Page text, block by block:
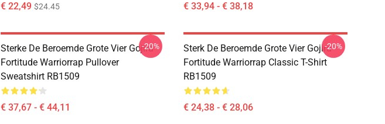
€ 22,49 $24.45 € 33,94 - € 38,18
Sterke De Beroemde Grote Vier Gojira
Fortitude Warriorrap Pullover
Sweatshirt RB1509
€ 37,67 - € 44,11
-20%
Sterk De Beroemde Grote Vier Gojira
Fortitude Warriorrap Classic T-Shirt
RB1509
€ 24,38 - € 28,06
-20%